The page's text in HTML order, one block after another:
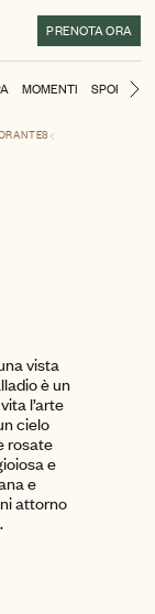
PRENOTA ORA
MOMENTI SPORT
vista
è un
l’arte
cielo
rosate
e
e
attorno